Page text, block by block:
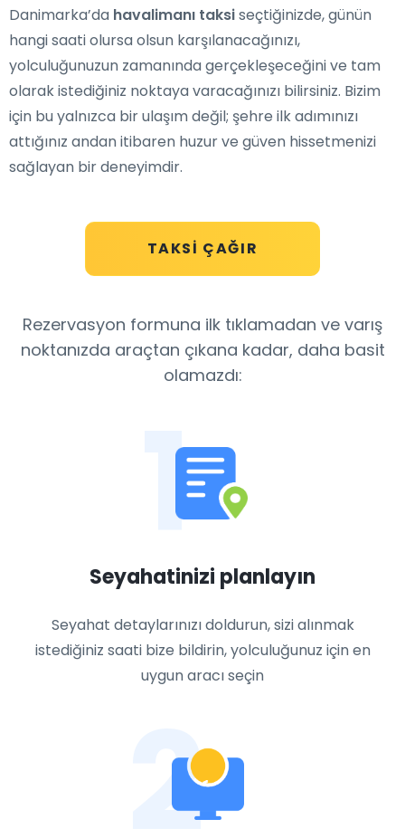
TAKSI ÇAĞIR
Danimarka’da havalimanı taksiseçtiğinizde, günün
hangi saati olursa olsun karşılanacağınızı,
yolculuğunuzun zamanında gerçekleşeceğini ve tam
olarak istediğiniz noktaya varacağınızı bilirsiniz. Bizim
için bu yalnızca bir ulaşım değil; şehre ilk adımınızı
attığınız andan itibaren huzur ve güven hissetmenizi
sağlayan bir deneyimdir.
Rezervasyon formuna ilk tıklamadan ve varış
noktanızda araçtan çıkana kadar, daha basit
olamazdı:
1
Seyahatinizi planlayın
Seyahat detaylarınızı doldurun, sizi alınmak
istediğiniz saati bize bildirin, yolculuğunuz için en
uygun aracı seçin
2